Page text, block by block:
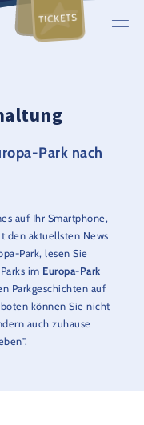
TICKETS
Park nach
auf Ihr Smartphone,
den aktuellsten News
Park, lesen Sie
im Europa-Park
Parkgeschichten auf
können Sie nicht
auch zuhause